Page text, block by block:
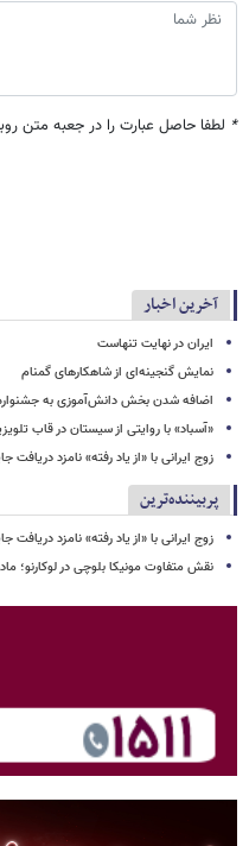
* لطفا حاصل عبارت را در جعبه متن
آخرین اخبار
ایران در نهایت تنهاست
نمایش گنجینه‌ای از شاهکارهای گمنام
اضافه شدن بخش دانش‌آموزی به
«آسباد» با روایتی از سیستان در قاب
زوج ایرانی با «از یاد رفته» نامزد دریافت
پربیننده‌ترین
زوج ایرانی با «از یاد رفته» نامزد دریافت
نقش متفاوت مونیکا بلوچی در لوکارنو؛